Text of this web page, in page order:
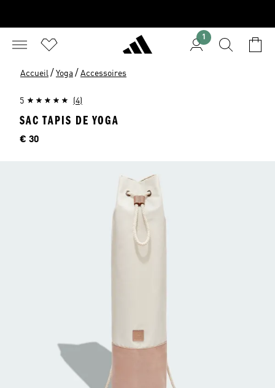
1
Accueil / Yoga / Accessoires
5 (4)
SAC TAPIS DE YOGA
Price
€ 30